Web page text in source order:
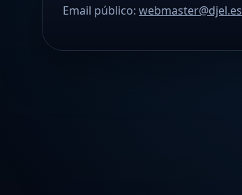
Email público:webmaster@djel.es